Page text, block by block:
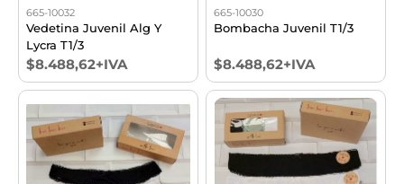
665-10032
Vedetina Juvenil Alg Y
Lycra T1/3
$8.488,62+IVA
665-10030
Bombacha Juvenil T1/3
$8.488,62+IVA